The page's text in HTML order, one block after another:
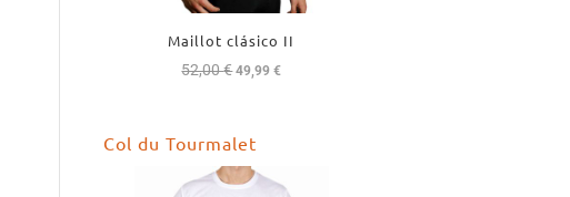
Maillot clásico II
52,00€El
era:
52,00 €.
49,99€El
Col du Tourmalet